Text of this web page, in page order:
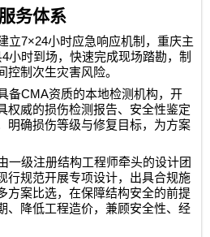
务体系
立7×24小时应急响应机制，重庆主
4小时到场，快速完成现场踏勘，制
控制次生灾害风险。
备CMA资质的本地检测机构，开
权威的损伤检测报告、安全性鉴定
明确损伤等级与修复目标，为方案
一级注册结构工程师牵头的设计团
行规范开展专项设计，出具合规施
方案比选，在保障结构安全的前提
、降低工程造价，兼顾安全性、经